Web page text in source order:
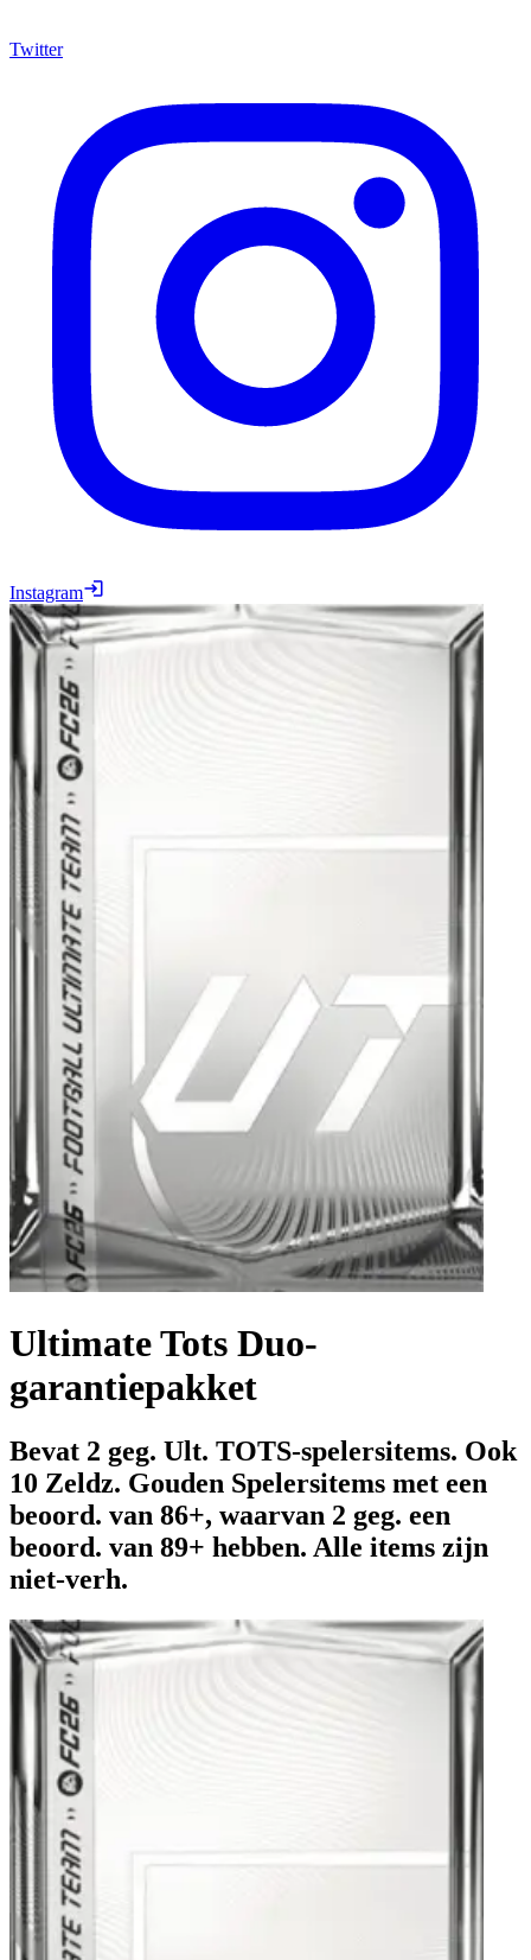
Twitter
Instagram
Ultimate Tots Duo-
garantiepakket
Bevat 2 geg. Ult. TOTS-spelersitems. Ook
10 Zeldz. Gouden Spelersitems met een
beoord. van 86+, waarvan 2 geg. een
beoord. van 89+ hebben. Alle items zijn
niet-verh.